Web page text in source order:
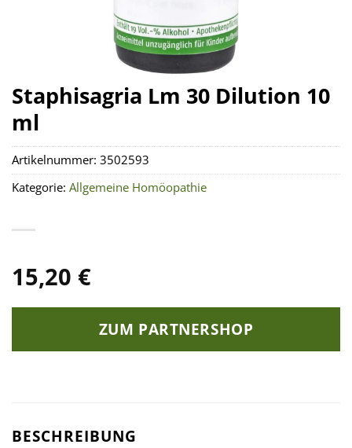
Staphisagria Lm 30 Dilution 10
ml
15,20 €
ZUM PARTNERSHOP
Artikelnummer: 3502593
Kategorie: Allgemeine Homöopathie
BESCHREIBUNG